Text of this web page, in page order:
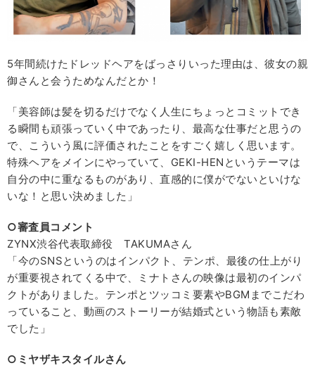
5年間続けたドレッドヘアをばっさりいった理由は、彼女の親
御さんと会うためなんだとか！
「美容師は髪を切るだけでなく人生にちょっとコミットでき
る瞬間も頑張っていく中であったり、最高な仕事だと思うの
で、こういう風に評価されたことをすごく嬉しく思います。
特殊ヘアをメインにやっていて、GEKI-HENというテーマは
自分の中に重なるものがあり、直感的に僕がでないといけな
いな！と思い決めました」
○審査員コメント
ZYNX渋谷代表取締役 TAKUMAさん
「今のSNSというのはインパクト、テンポ、最後の仕上がり
が重要視されてくる中で、ミナトさんの映像は最初のインパ
クトがありました。テンポとツッコミ要素やBGMまでこだわ
っていること、動画のストーリーが結婚式という物語も素敵
でした」
○ミヤザキスタイルさん